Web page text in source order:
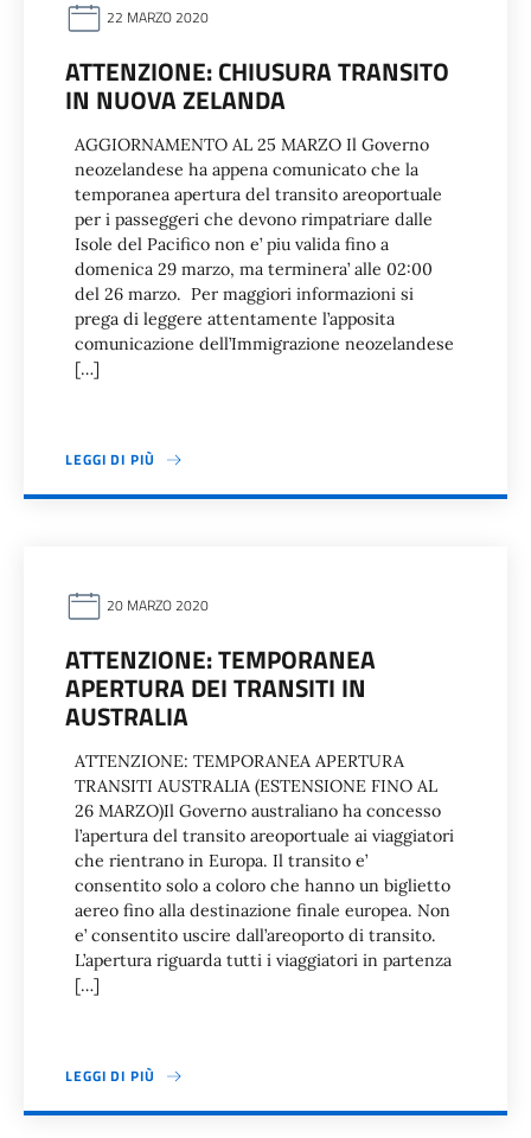
22 MARZO 2020
ATTENZIONE: CHIUSURA TRANSITO
IN NUOVA ZELANDA
AGGIORNAMENTO AL 25 MARZO Il Governo
neozelandese ha appena comunicato che la
temporanea apertura del transito areoportuale
per i passeggeri che devono rimpatriare dalle
Isole del Pacifico non e’ piu valida fino a
domenica 29 marzo, ma terminera’ alle 02:00
del 26 marzo. Per maggiori informazioni si
prega di leggere attentamente l’apposita
comunicazione dell’Immigrazione neozelandese
[…]
LEGGI DI PIÙ
20 MARZO 2020
ATTENZIONE: TEMPORANEA
APERTURA DEI TRANSITI IN
AUSTRALIA
ATTENZIONE: TEMPORANEA APERTURA
TRANSITI AUSTRALIA (ESTENSIONE FINO AL
26 MARZO)Il Governo australiano ha concesso
l’apertura del transito areoportuale ai viaggiatori
che rientrano in Europa. Il transito e’
consentito solo a coloro che hanno un biglietto
aereo fino alla destinazione finale europea. Non
e’ consentito uscire dall’areoporto di transito.
L’apertura riguarda tutti i viaggiatori in partenza
[…]
LEGGI DI PIÙ